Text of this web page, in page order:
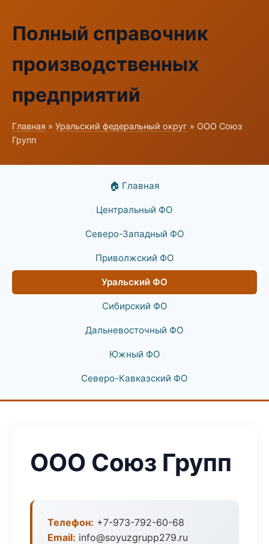
Полный справочник
производственных
предприятий
Главная » Уральский федеральный округ » ООО Союз
Групп
🏠 Главная
Центральный ФО
Северо-Западный ФО
Приволжский ФО
Уральский ФО
Сибирский ФО
Дальневосточный ФО
Южный ФО
Северо-Кавказский ФО
ООО Союз Групп
Телефон: +7-973-792-60-68
Email: info@soyuzgrupp279.ru